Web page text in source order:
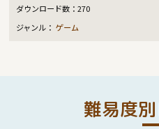
ダウンロード数：270
ジャンル：ゲーム
難易度